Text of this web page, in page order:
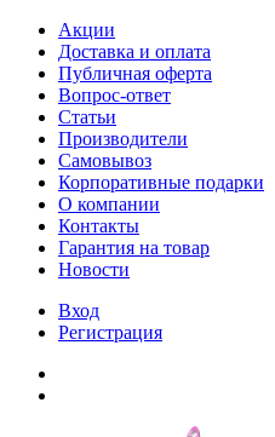
Акции
Доставка и оплата
Публичная оферта
Вопрос-ответ
Статьи
Производители
Самовывоз
Корпоративные подарки
О компании
Контакты
Гарантия на товар
Новости
Вход
Регистрация